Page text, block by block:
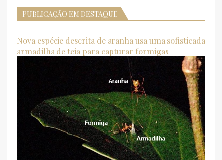
PUBLICAÇÃO EM DESTAQUE
Nova espécie descrita de aranha usa uma sofisticada
armadilha de teia para capturar formigas